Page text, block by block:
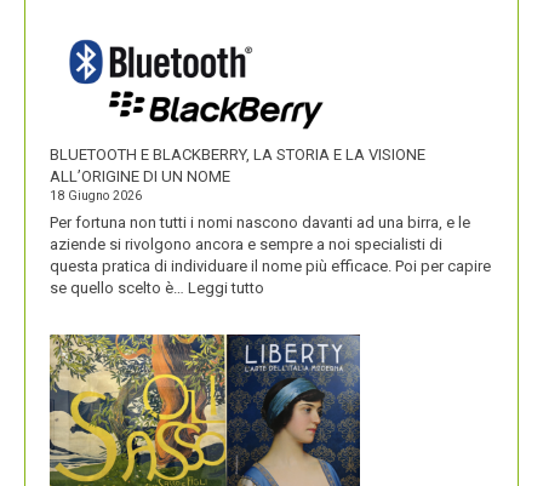
NOMI
DEI
SUOI
PRODOTTI
BLUETOOTH E BLACKBERRY, LA STORIA E LA VISIONE
ALL’ORIGINE DI UN NOME
18 Giugno 2026
Per fortuna non tutti i nomi nascono davanti ad una birra, e le
aziende si rivolgono ancora e sempre a noi specialisti di
questa pratica di individuare il nome più efficace. Poi per capire
se quello scelto è… Leggi tutto
E
BLACKBERRY,
LA
STORIA
E
LA
VISIONE